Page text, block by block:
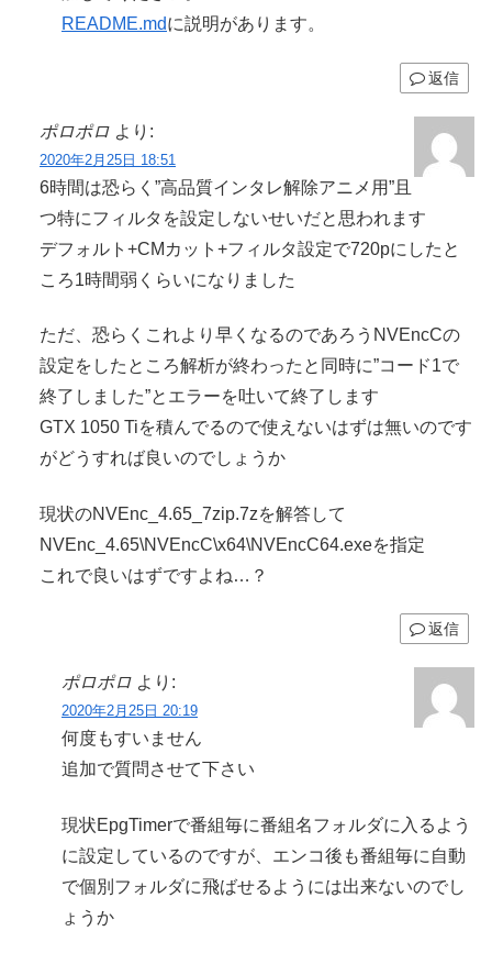
README.mdに説明があります。
返信
ポロポロ より:
2020年2月25日 18:51
6時間は恐らく”高品質インタレ解除アニメ用”且
つ特にフィルタを設定しないせいだと思われます
デフォルト+CMカット+フィルタ設定で720pにしたと
ころ1時間弱くらいになりました
ただ、恐らくこれより早くなるのであろうNVEncCの
設定をしたところ解析が終わったと同時に”コード1で
終了しました”とエラーを吐いて終了します
GTX 1050 Tiを積んでるので使えないはずは無いのです
がどうすれば良いのでしょうか
現状のNVEnc_4.65_7zip.7zを解答して
NVEnc_4.65\NVEncC\x64\NVEncC64.exeを指定
これで良いはずですよね…？
返信
ポロポロ より:
2020年2月25日 20:19
何度もすいません
追加で質問させて下さい
現状EpgTimerで番組毎に番組名フォルダに入るよう
に設定しているのですが、エンコ後も番組毎に自動
で個別フォルダに飛ばせるようには出来ないのでし
ょうか